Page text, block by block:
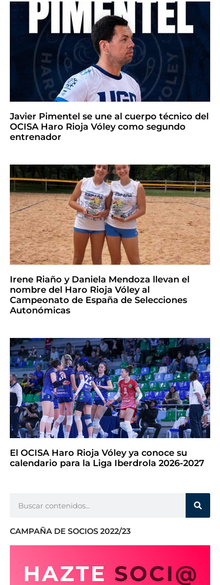
Javier Pimentel se une al cuerpo técnico del
OCISA Haro Rioja Vóley como segundo
entrenador
Irene Riaño y Daniela Mendoza llevan el
nombre del Haro Rioja Vóley al
Campeonato de España de Selecciones
Autonómicas
El OCISA Haro Rioja Vóley ya conoce su
calendario para la Liga Iberdrola 2026-2027
CAMPAÑA DE SOCIOS 2022/23